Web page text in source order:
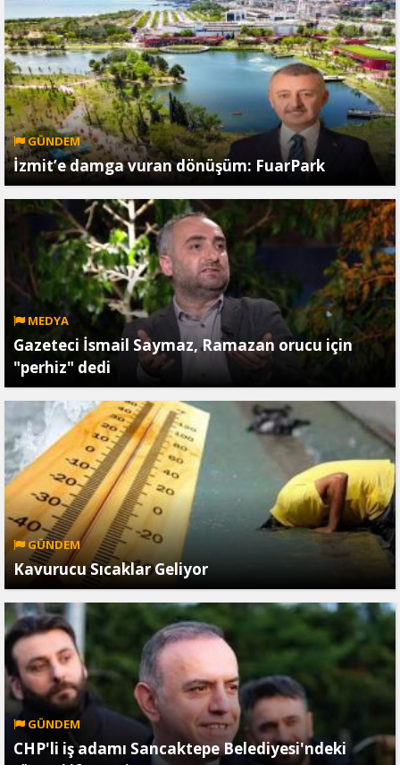
GÜNDEM
İzmit’e damga vuran dönüşüm: FuarPark
MEDYA
Gazeteci İsmail Saymaz, Ramazan orucu için
"perhiz" dedi
GÜNDEM
Kavurucu Sıcaklar Geliyor
GÜNDEM
CHP'li iş adamı Sancaktepe Belediyesi'ndeki